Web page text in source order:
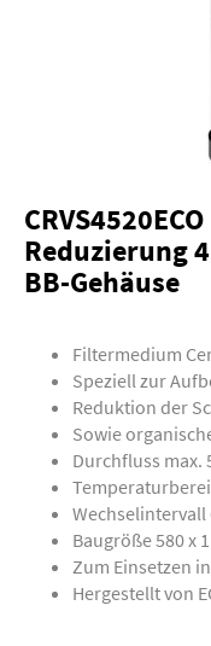
Reduzierung
BB-Gehäuse
Filtermedium
Speziell zur
Reduktion der
Sowie
Durchfluss max.
Wechselintervall
Baugröße 580 x
Zum Einsetzen
Hergestellt von